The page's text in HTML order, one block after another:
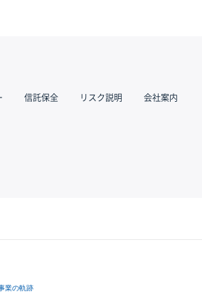
信託保全 リスク説明 会社案内
業の軌跡